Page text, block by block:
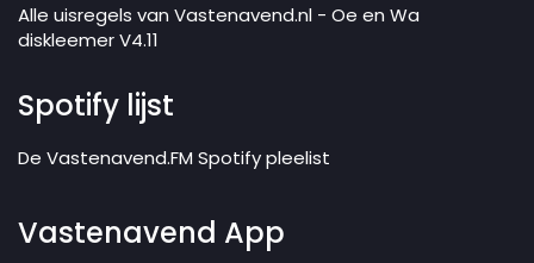
Alle uisregels van Vastenavend.nl - Oe en Wa
diskleemer V4.11
Spotify lijst
De Vastenavend.FM Spotify pleelist
Vastenavend App